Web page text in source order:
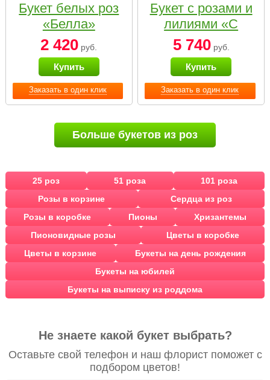
Заказать в один клик
Букет белых роз
«Белла»
2 420 руб.
Купить
Заказать в один клик
Букет с розами и
лилиями «С
наилучшими
пожеланиями»
5 740руб.
Купить
Больше букетов из роз
25 роз 51 роза
101 роза
Розы в корзине
Сердца из роз
Розы в коробке
Пионы
Хризантемы
Пионовидные розы
Цветы в коробке
Цветы в корзине
Букеты на день рождения
Букеты на юбилей
Букеты на выписку из роддома
Не знаете какой букет выбрать?
Оставьте свой телефон и наш флорист поможет с
подбором цветов!